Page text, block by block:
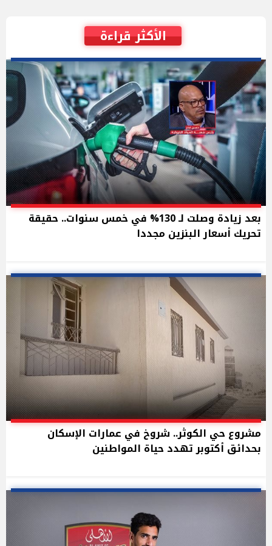
الأكثر قراءة
بعد زيادة وصلت لـ 130% في خمس سنوات.. حقيقة
تحريك أسعار البنزين مجددا
مشروع حي الكوثر.. شروخ في عمارات الإسكان
بحدائق أكتوبر تهدد حياة المواطنين